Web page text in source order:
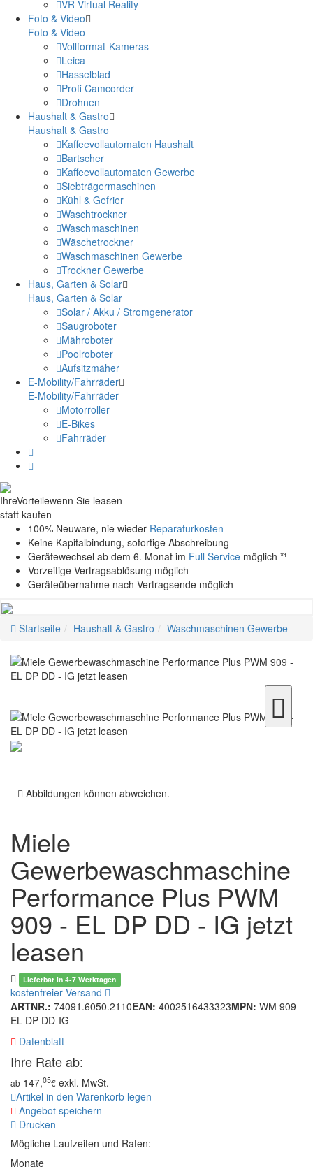
VR Virtual Reality
Foto & Video
Foto & Video
Vollformat-Kameras
Leica
Hasselblad
Profi Camcorder
Drohnen
Haushalt & Gastro
Haushalt & Gastro
Kaffeevollautomaten Haushalt
Bartscher
Kaffeevollautomaten Gewerbe
Siebträgermaschinen
Kühl & Gefrier
Waschtrockner
Waschmaschinen
Wäschetrockner
Waschmaschinen Gewerbe
Trockner Gewerbe
Haus, Garten & Solar
Haus, Garten & Solar
Solar / Akku / Stromgenerator
Saugroboter
Mähroboter
Poolroboter
Aufsitzmäher
E-Mobility/Fahrräder
E-Mobility/Fahrräder
Motorroller
E-Bikes
Fahrräder
IhreVorteilewenn Sie leasen
statt kaufen
100% Neuware, nie wieder Reparaturkosten
Keine Kapitalbindung, sofortige Abschreibung
Gerätewechsel ab dem 6. Monat im Full Service möglich *¹
Vorzeitige Vertragsablösung möglich
Geräteübernahme nach Vertragsende möglich
Startseite Haushalt & Gastro Waschmaschinen Gewerbe
Abbildungen können abweichen.
Miele
Gewerbewaschmaschine
Performance Plus PWM
909 - EL DP DD - IG jetzt
leasen
Lieferbar in 4-7 Werktagen
kostenfreier Versand
ARTNR.: 74091.6050.2110EAN: 4002516433323MPN: WM 909
EL DP DD-IG
Datenblatt
Ihre Rate ab:
ab 147,05€ exkl. MwSt.
Artikel in den Warenkorb legen
Angebot speichern
Drucken
Mögliche Laufzeiten und Raten:
Monate